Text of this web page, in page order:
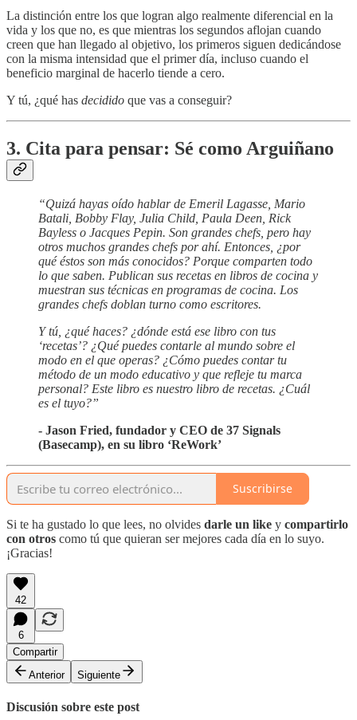
La distinción entre los que logran algo realmente diferencial en la
vida y los que no, es que mientras los segundos aflojan cuando
creen que han llegado al objetivo, los primeros siguen dedicándose
con la misma intensidad que el primer día, incluso cuando el
beneficio marginal de hacerlo tiende a cero.
Y tú, ¿qué has decidido que vas a conseguir?
3. Cita para pensar: Sé como Arguiñano
“Quizá hayas oído hablar de Emeril Lagasse, Mario
Batali, Bobby Flay, Julia Child, Paula Deen, Rick
Bayless o Jacques Pepin. Son grandes chefs, pero hay
otros muchos grandes chefs por ahí. Entonces, ¿por
qué éstos son más conocidos? Porque comparten todo
lo que saben. Publican sus recetas en libros de cocina y
muestran sus técnicas en programas de cocina. Los
grandes chefs doblan turno como escritores.
Y tú, ¿qué haces? ¿dónde está ese libro con tus
‘recetas’? ¿Qué puedes contarle al mundo sobre el
modo en el que operas? ¿Cómo puedes contar tu
método de un modo educativo y que refleje tu marca
personal? Este libro es nuestro libro de recetas. ¿Cuál
es el tuyo?”
- Jason Fried, fundador y CEO de 37 Signals
(Basecamp), en su libro ‘ReWork’
Suscribirse
Si te ha gustado lo que lees, no olvides darle un like y compartirlo
con otros como tú que quieran ser mejores cada día en lo suyo.
¡Gracias!
42
6
Compartir
Anterior
Siguiente
Discusión sobre este post